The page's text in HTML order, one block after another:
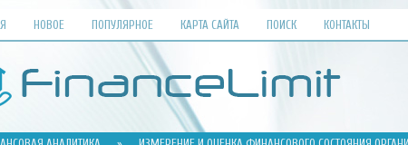
НОВОЕ ПОПУЛЯРНОЕ КАРТА САЙТА ПОИСК КОНТАКТЫ